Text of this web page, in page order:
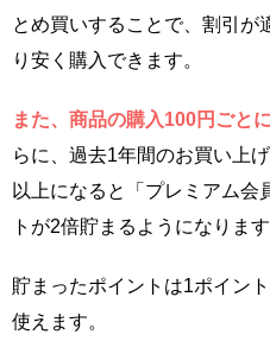
とめ買いすることで、割引が
り安く購入できます。
また、商品の購入100円ごと
らに、過去1年間のお買い上
以上になると「プレミアム会
トが2倍貯まるようになります
貯まったポイントは1ポイン
使えます。